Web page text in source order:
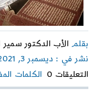
بقلم الأب الدكتور سمير
نشر في : ديسمبر 3, 2021
التعليقات 0
onالكلمات